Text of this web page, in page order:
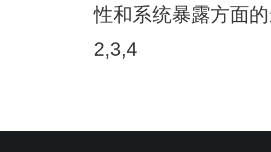
性和系统暴露方面
2,3,4